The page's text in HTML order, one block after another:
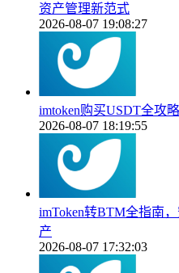
资产管理新范式
2026-08-07 19:08:27
imtoken购买USDT全攻
2026-08-07 18:19:55
imToken转BTM全指南
产
2026-08-07 17:32:03